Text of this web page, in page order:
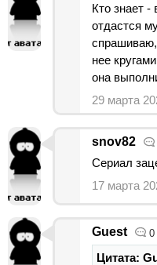
Кто знает -
отдастся
спрашиваю,
нее
она
29 марта
snov82
Сериал
17 марта
Guest 0
Цитата: